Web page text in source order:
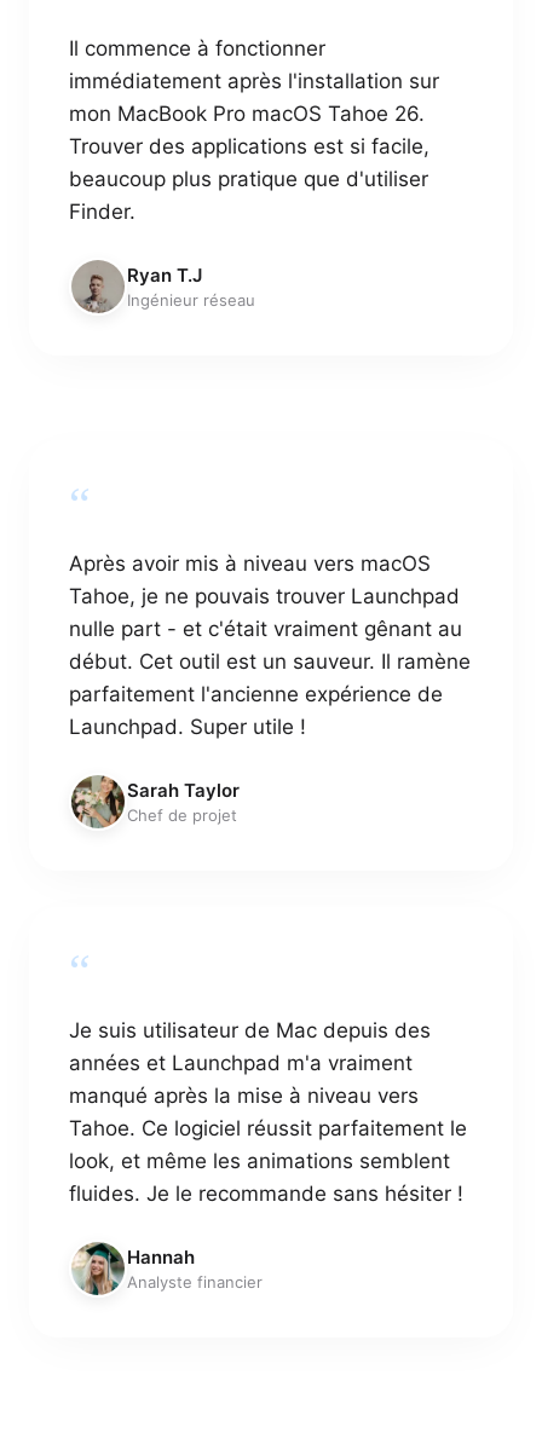
Il commence à fonctionner
immédiatement après l'installation sur
mon MacBook Pro macOS Tahoe 26.
Trouver des applications est si facile,
beaucoup plus pratique que d'utiliser
Finder.
Ryan T.J
Ingénieur réseau
“
Après avoir mis à niveau vers macOS
Tahoe, je ne pouvais trouver Launchpad
nulle part - et c'était vraiment gênant au
début. Cet outil est un sauveur. Il ramène
parfaitement l'ancienne expérience de
Launchpad. Super utile !
Sarah Taylor
Chef de projet
“
Je suis utilisateur de Mac depuis des
années et Launchpad m'a vraiment
manqué après la mise à niveau vers
Tahoe. Ce logiciel réussit parfaitement le
look, et même les animations semblent
fluides. Je le recommande sans hésiter !
Hannah
Analyste financier